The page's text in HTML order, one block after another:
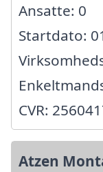
Ansatte: 0
Startdato:
CVR:
Atzen